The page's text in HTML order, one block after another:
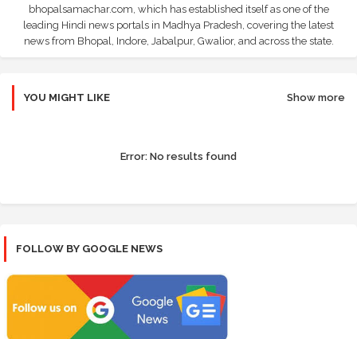
bhopalsamachar.com, which has established itself as one of the
leading Hindi news portals in Madhya Pradesh, covering the latest
news from Bhopal, Indore, Jabalpur, Gwalior, and across the state.
YOU MIGHT LIKE Show more
Error: No results found
FOLLOW BY GOOGLE NEWS